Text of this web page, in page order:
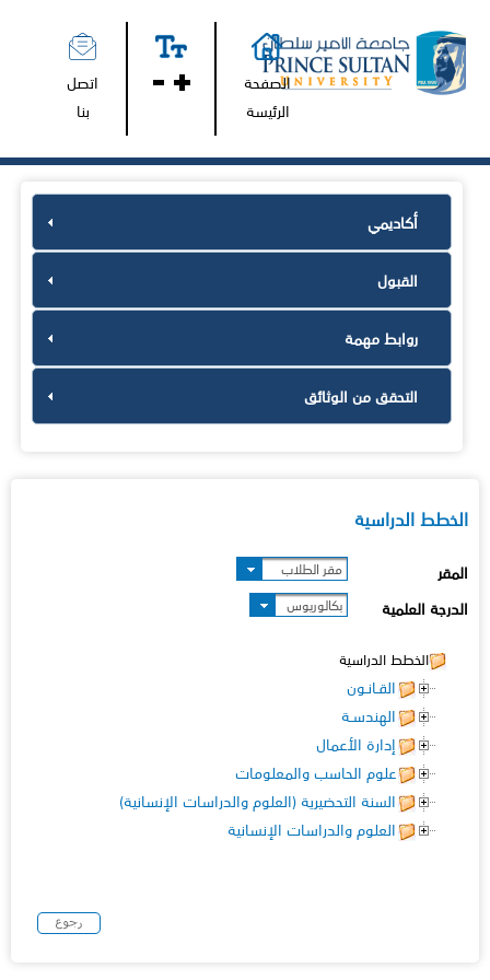
الصفحة
الرئيسة
اتصل
بنا
أكاديمي
القبول
روابط مهمة
التحقق من الوثائق
الخطط الدراسية
المقر مقر الطلاب
الدرجة العلمية بكالوريوس
الخطط الدراسية
القـانـون
الهندسـة
إدارة الأعمال
علوم الحاسب والمعلومات
السنة التحضيرية (العلوم والدراسات الإنسانية)
العلوم والدراسات الإنسانية